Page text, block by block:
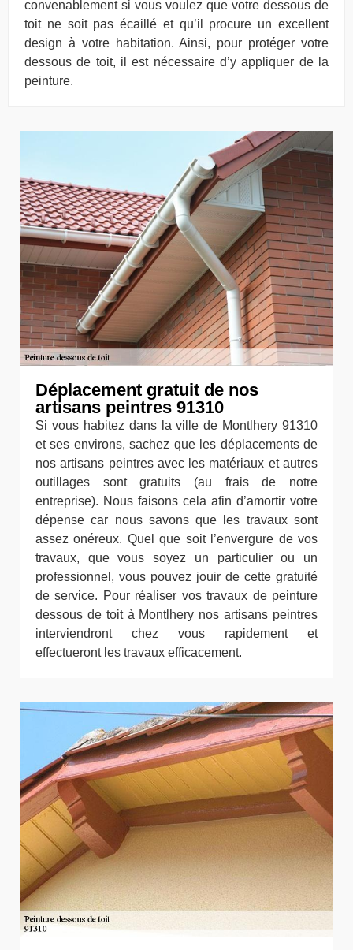
convenablement si vous voulez que votre dessous de
toit ne soit pas écaillé et qu’il procure un excellent
design à votre habitation. Ainsi, pour protéger votre
dessous de toit, il est nécessaire d’y appliquer de la
peinture.
Déplacement gratuit de nos
artisans peintres 91310
Si vous habitez dans la ville de Montlhery 91310
et ses environs, sachez que les déplacements de
nos artisans peintres avec les matériaux et autres
outillages sont gratuits (au frais de notre
entreprise). Nous faisons cela afin d’amortir votre
dépense car nous savons que les travaux sont
assez onéreux. Quel que soit l’envergure de vos
travaux, que vous soyez un particulier ou un
professionnel, vous pouvez jouir de cette gratuité
de service. Pour réaliser vos travaux de peinture
dessous de toit à Montlhery nos artisans peintres
interviendront chez vous rapidement et
effectueront les travaux efficacement.